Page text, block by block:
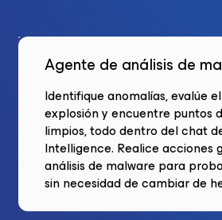
Agente de análisis de
Identifique anomalías, evalúe
explosión y encuentre puntos
limpios, todo dentro del chat
Intelligence. Realice acciones
análisis de malware para
sin necesidad de cambiar de